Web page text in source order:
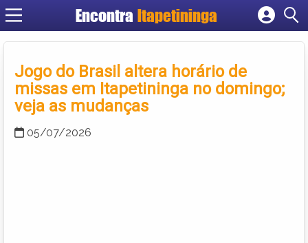
Encontra Itapetininga
Cadastrar empresa
Criar conta
Jogo do Brasil altera horário de
missas em Itapetininga no domingo;
veja as mudanças
05/07/2026